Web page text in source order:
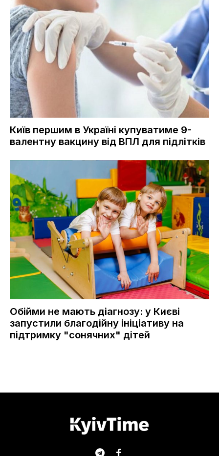
Київ першим в Україні купуватиме 9-
валентну вакцину від ВПЛ для підлітків
Обійми не мають діагнозу: у Києві
запустили благодійну ініціативу на
підтримку "сонячних" дітей